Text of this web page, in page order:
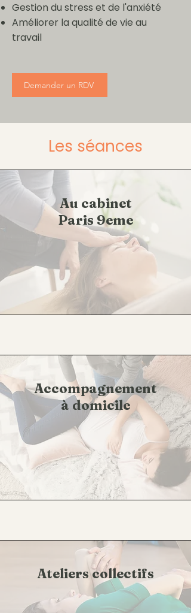
Gestion du stress et de l'anxiété
Améliorer la qualité de vie au
travail
Demander un RDV
Les séances
Au cabinet
Paris 9eme
Accompagnement
à domicile
Ateliers collectifs